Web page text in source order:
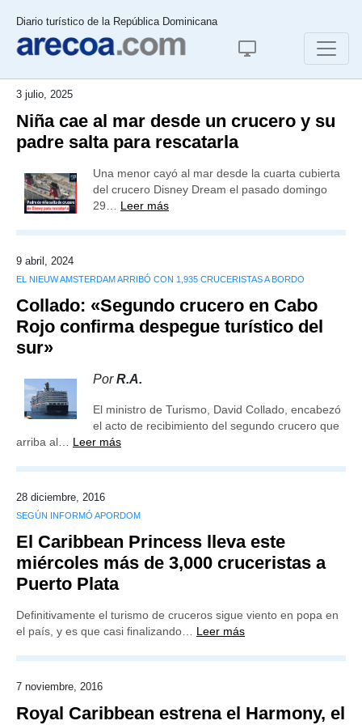
Diario turístico de la República Dominicana
3 julio, 2025
Niña cae al mar desde un crucero y su
padre salta para rescatarla
Una menor cayó al mar desde la cuarta cubierta
del crucero Disney Dream el pasado domingo
29… Leer más
9 abril, 2024
EL NIEUW AMSTERDAM ARRIBÓ CON 1,935 CRUCERISTAS A BORDO
Collado: «Segundo crucero en Cabo
Rojo confirma despegue turístico del
sur»
PorR.A.
El ministro de Turismo, David Collado, encabezó
el acto de recibimiento del segundo crucero que
arriba al… Leer más
28 diciembre, 2016
SEGÚN INFORMÓ APORDOM
El Caribbean Princess lleva este
miércoles más de 3,000 cruceristas a
Puerto Plata
Definitivamente el turismo de cruceros sigue viento en popa en
el país, y es que casi finalizando… Leer más
7 noviembre, 2016
Royal Caribbean estrena el Harmony, el